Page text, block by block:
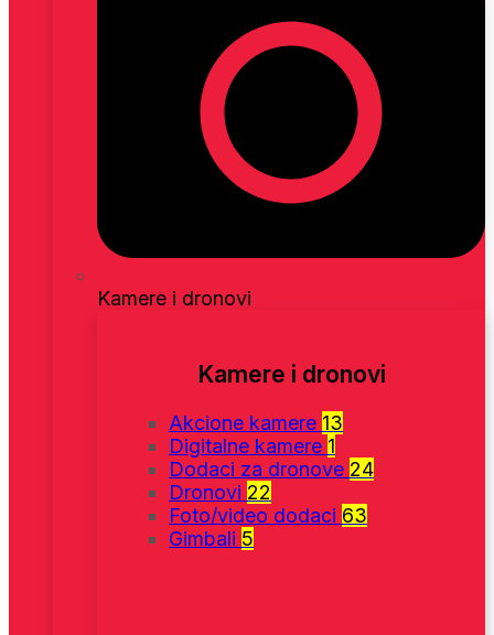
Kamere i dronovi
Kamere i dronovi
Akcione kamere 13
Digitalne kamere 1
Dodaci za dronove 24
Dronovi 22
Foto/video dodaci 63
Gimbali 5